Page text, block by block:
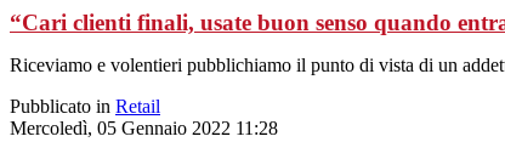
“Cari clienti finali, usate buon senso quando
Riceviamo e volentieri pubblichiamo il punto di vista di un
Pubblicato in Retail
Mercoledì, 05 Gennaio 2022 11:28